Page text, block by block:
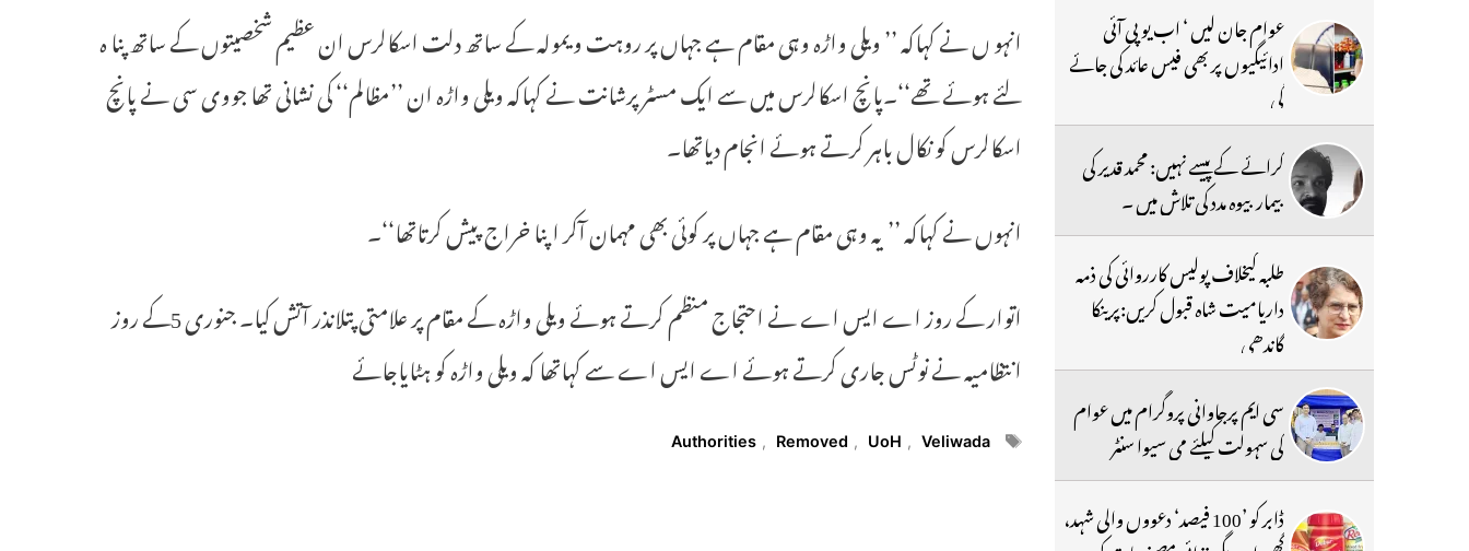
انہو ں نے کہاکہ ’’ ویلی واڑہ وہی مقام ہے جہاں پر روہت ویمولہ کے ساتھ دلت اسکالرس ان عظیم شخصیتوں کے ساتھ پنا ہ
لئے ہوئے تھے‘‘۔پانچ اسکالرس میں سے ایک مسٹر پرشانت نے کہاکہ ویلی واڑہ ان ’’مظالم‘‘ کی نشانی تھا جووی سی نے پانچ
اسکالرس کو نکال باہر کرتے ہوئے انجام دیاتھا۔
انہوں نے کہاکہ ’’ یہ وہی مقام ہے جہاں پر کوئی بھی مہمان آکر اپنا خراج پیش کرتاتھا‘‘۔
اتوار کے روز اے ایس اے نے احتجاج منظم کرتے ہوئے ویلی واڑہ کے مقام پر علامتی پتلانذر آتش کیا۔ جنوری 5کے روز
انتظامیہ نے نوٹس جاری کرتے ہوئے اے ایس اے سے کہاتھا کہ ویلی واڑہ کو ہٹایاجائے
Tags
Authorities , Removed , UoH , Veliwada
عوام جان لیں ‘ اب یو پی آئی
ادائیگیوں پر بھی فیس عائد کی جائے
گی
کرائے کے پیسے نہیں: محمد قدیر کی
بیمار بیوہ مدد کی تلاش میں ۔
طلبہ کیخلاف پولیس کارروائی کی ذمہ
داریامیت شاہ قبول کریں:پرینکا
گاندھی
سی ایم پرجاوانی پروگرام میں عوام
کی سہولت کیلئے می سیوا سنٹر
ڈابر کو ’100 فیصد‘ دعووں والی شہد،